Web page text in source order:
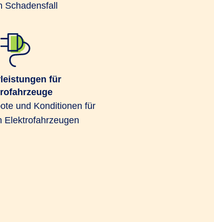
Schadens­fall
für
und Konditionen für
Elektrofahrzeugen